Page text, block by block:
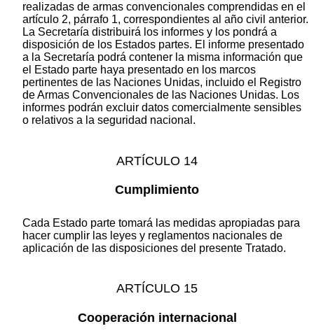
realizadas de armas convencionales comprendidas en el
artículo 2, párrafo 1, correspondientes al año civil anterior.
La Secretaría distribuirá los informes y los pondrá a
disposición de los Estados partes. El informe presentado
a la Secretaría podrá contener la misma información que
el Estado parte haya presentado en los marcos
pertinentes de las Naciones Unidas, incluido el Registro
de Armas Convencionales de las Naciones Unidas. Los
informes podrán excluir datos comercialmente sensibles
o relativos a la seguridad nacional.
ARTÍCULO 14
Cumplimiento
Cada Estado parte tomará las medidas apropiadas para
hacer cumplir las leyes y reglamentos nacionales de
aplicación de las disposiciones del presente Tratado.
ARTÍCULO 15
Cooperación internacional